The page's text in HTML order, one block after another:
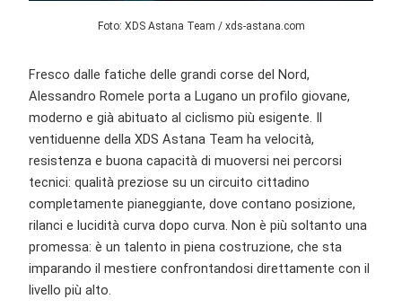
Foto: XDS Astana Team / xds-astana.com
Fresco dalle fatiche delle grandi corse del Nord,
Alessandro Romele porta a Lugano un profilo giovane,
moderno e già abituato al ciclismo più esigente. Il
ventiduenne della XDS Astana Team ha velocità,
resistenza e buona capacità di muoversi nei percorsi
tecnici: qualità preziose su un circuito cittadino
completamente pianeggiante, dove contano posizione,
rilanci e lucidità curva dopo curva. Non è più soltanto una
promessa: è un talento in piena costruzione, che sta
imparando il mestiere confrontandosi direttamente con il
livello più alto.